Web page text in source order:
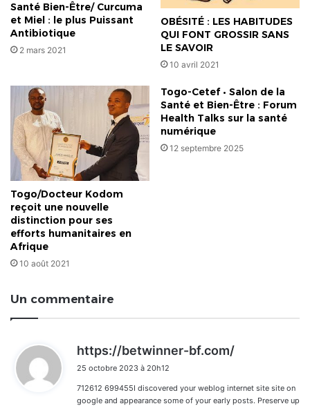
Santé Bien-Être/ Curcuma
et Miel : le plus Puissant
Antibiotique
2 mars 2021
OBÉSITÉ : LES HABITUDES
QUI FONT GROSSIR SANS
LE SAVOIR
10 avril 2021
Togo/Docteur Kodom
reçoit une nouvelle
distinction pour ses
efforts humanitaires en
Afrique
10 août 2021
Togo-Cetef • Salon de la
Santé et Bien-Être : Forum
Health Talks sur la santé
numérique
12 septembre 2025
Un commentaire
https://betwinner-bf.com/
:
25 octobre 2023 à 20h12
712612 699455I discovered your weblog internet site site on
google and appearance some of your early posts. Preserve up